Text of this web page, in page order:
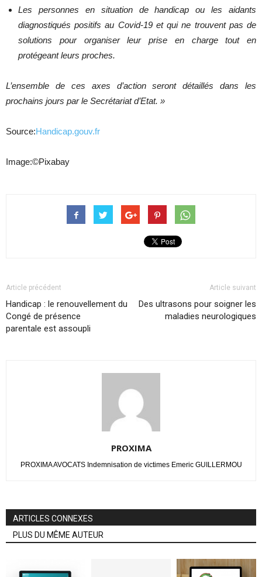
Les personnes en situation de handicap ou les aidants
diagnostiqués positifs au Covid-19 et qui ne trouvent pas de
solutions pour organiser leur prise en charge tout en
protégeant leurs proches.
L’ensemble de ces axes d’action seront détaillés dans les
prochains jours par le Secrétariat d’Etat. »
Source:Handicap.gouv.fr
Image:©Pixabay
Article précédent
Handicap : le renouvellement du
Congé de présence
parentale est assoupli
Article suivant
Des ultrasons pour soigner les
maladies neurologiques
PROXIMA
PROXIMA AVOCATS Indemnisation de victimes Emeric GUILLERMOU
ARTICLES CONNEXES
PLUS DU MÊME AUTEUR